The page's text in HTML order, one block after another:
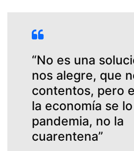
“No es una
nos alegre, que
contentos, pero
la economía se
pandemia, no la
cuarentena”